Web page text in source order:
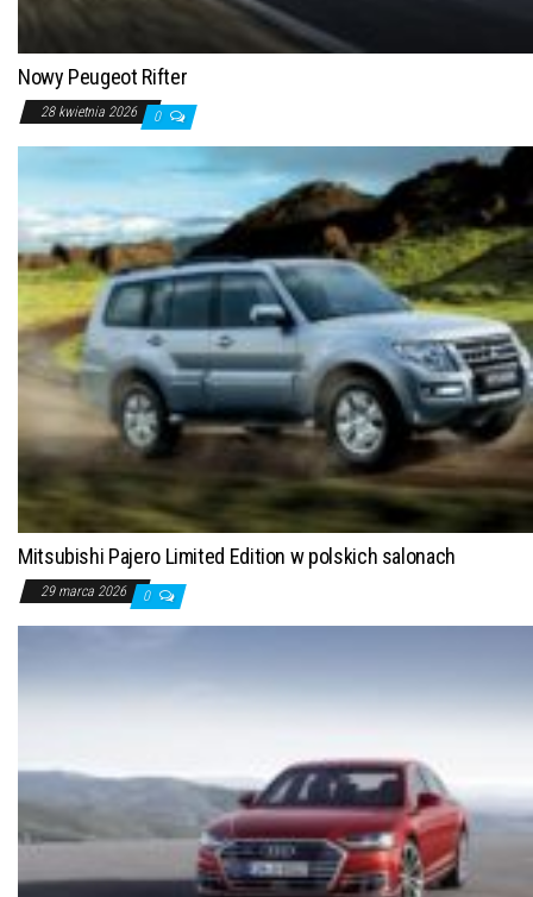
Nowy Peugeot Rifter
28 kwietnia 2026 0
Mitsubishi Pajero Limited Edition w polskich salonach
29 marca 2026 0